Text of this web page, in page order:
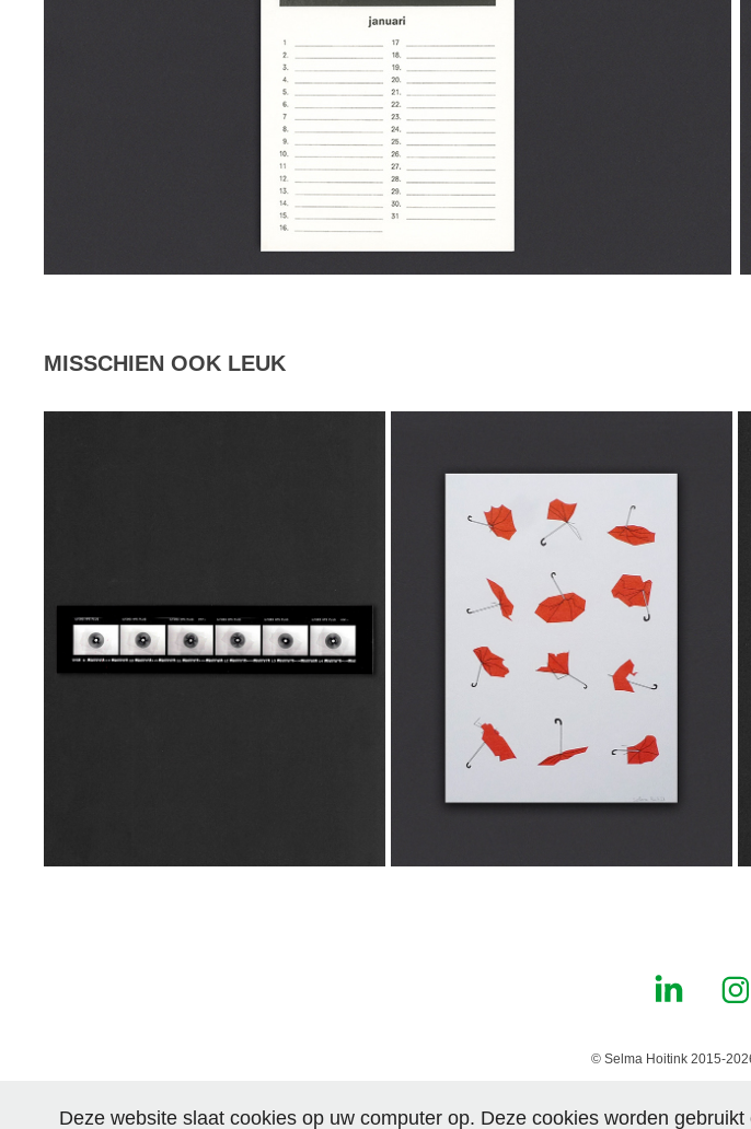
MISSCHIEN OOK LEUK
CONTACTAFDRUK
2025
WEERTJE WEER
2016
© Selma Hoitink 2015-
Deze website slaat cookies op uw computer op. Deze cookies worden